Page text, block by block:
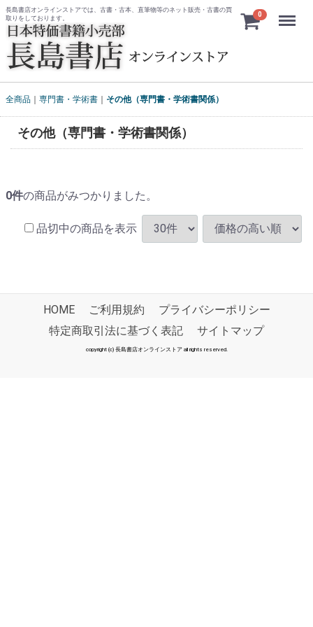
長島書店オンラインストアでは、古書・古本、直筆物等のネット販売・古書の買
取りをしております。
0 Menu
全商品 専門書・学術書 その他（専門書・学術書関係）
その他（専門書・学術書関係）
0件の商品がみつかりました。
品切中の商品を表示
HOME ご利用規約
プライバシーポリシー
特定商取引法に基づく表記
サイトマップ
copyright (c) 長島書店オンラインストア all rights reserved.